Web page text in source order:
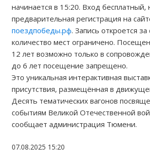
начинается в 15:20. Вход бесплатный,
предварительная регистрация на
поездпобеды.рф. Запись откроется за
количество мест ограничено.
12 лет возможно только в
до 6 лет посещение запрещено.
Это уникальная интерактивная
присутствия, размещённая в
Десять тематических вагонов
событиям Великой Отечественной
сообщает администрация Тюмени.
07.08.2025 15:20